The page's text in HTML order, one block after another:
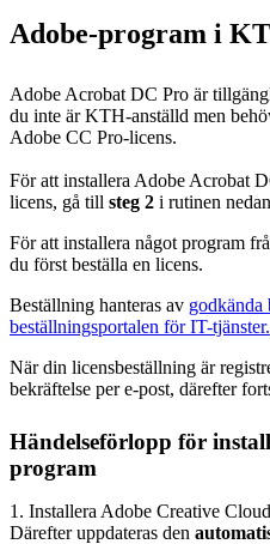
Adobe-program i
Adobe Acrobat DC Pro är
du inte är KTH-anställd men
Adobe CC Pro-licens.
För att installera Adobe Acrobat
licens, gå till steg 2 i rutinen
För att installera något program
du först beställa en licens.
Beställning hanteras av godkända
beställningsportalen för IT-tjänster.
När din licensbeställning är
bekräftelse per e-post, därefter
Händelseförlopp för
program
1. Installera Adobe Creative
Därefter uppdateras den